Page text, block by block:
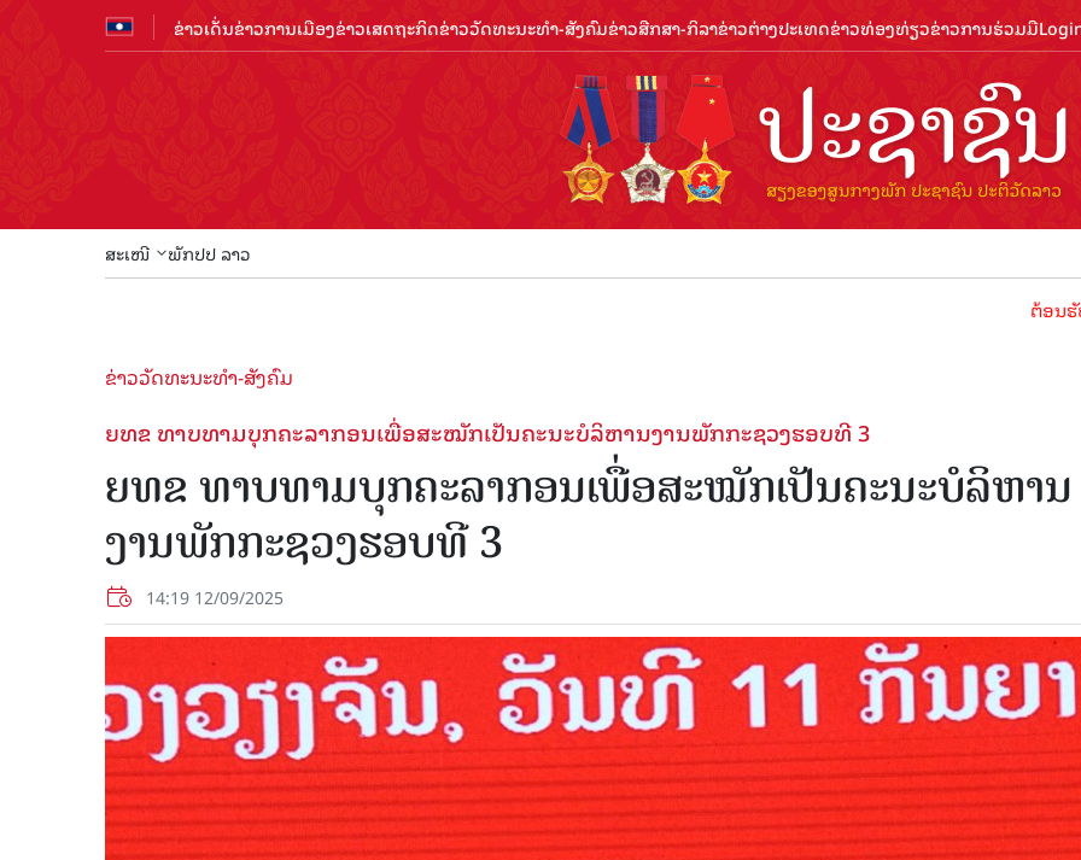
ຂ່າວເດັ່ນຂ່າວການເມືອງຂ່າວເສດຖະກິດຂ່າວວັດທະນະທຳ-ສັງຄົມຂ່າວສືກສາ-ກິລາຂ່າວຕ່າງປະເທດຂ່າວທ່ອງທ່ຽວຂ່າວການຮ່ວມມື
ສະເໜີ ພັກປປ ລາວ
ຕ້ອນຮັບປີທ່ອງທ່ຽ
ຂ່າວວັດທະນະທຳ-ສັງຄົມ
ຍທຂ ທາບທາມບຸກຄະລາກອນເພື່ອສະໝັກເປັນຄະນະບໍລິຫານງານພັກກະຊວງຮອບທີ 3
ຍທຂ ທາບທາມບຸກຄະລາກອນເພື່ອສະໝັກເປັນຄະນະບໍລິຫານ
ງານພັກກະຊວງຮອບທີ 3
14:19 12/09/2025